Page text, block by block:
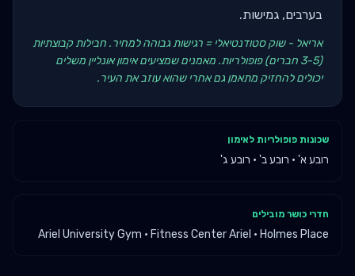
בערבים, גמישות.
אריאל - שוק סטודנטיאלי = רגישות גבוהה למחיר. חבילות קבוצתיות
(3-5 חברים) פופולריות. מאמנים שמציעים אימון אונליין משלים
יכולים להחזיק מתאמן גם אחרי שהוא עוזב את העיר.
שכונות פופולריות לאימון
רובע א' · רובע ב' · רובע ג'
חדרי כושר מובילים
Ariel University Gym · Fitness Center Ariel · Holmes Place